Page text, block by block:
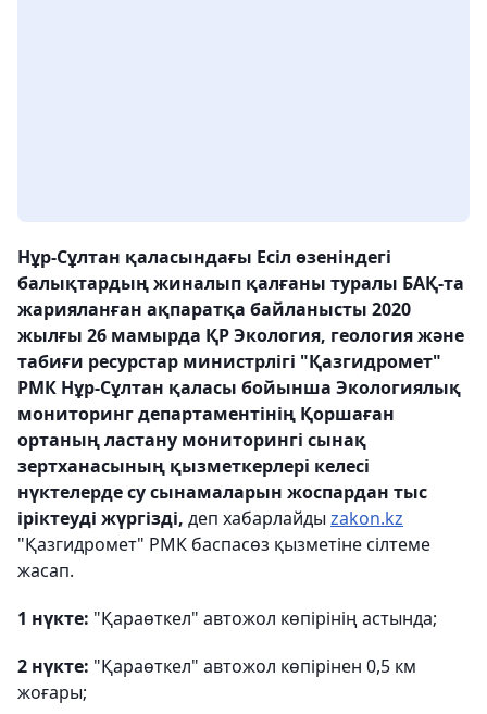
Нұр-Сұлтан қаласындағы Есіл өзеніндегі
балықтардың жиналып қалғаны туралы БАҚ-та
жарияланған ақпаратқа байланысты 2020
жылғы 26 мамырда ҚР Экология, геология және
табиғи ресурстар министрлігі "Қазгидромет"
РМК Нұр-Сұлтан қаласы бойынша Экологиялық
мониторинг департаментінің Қоршаған
ортаның ластану мониторингі сынақ
зертханасының қызметкерлері келесі
нүктелерде су сынамаларын жоспардан тыс
іріктеуді жүргізді, деп хабарлайды zakon.kz
"Қазгидромет" РМК баспасөз қызметіне сілтеме
жасап.
1 нүкте: "Қараөткел" автожол көпірінің астында;
2 нүкте: "Қараөткел" автожол көпірінен 0,5 км
жоғары;